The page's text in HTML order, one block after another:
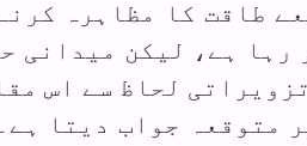
طاقت کا مظاہرہ
رہا ہے، لیکن میدانی
لحاظ سے اس
متوقعہ جواب دیتا